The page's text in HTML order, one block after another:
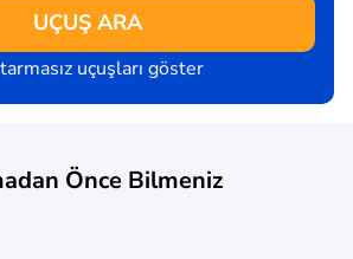
UÇUŞ ARA
uçuşları göster
Önce Bilmeniz